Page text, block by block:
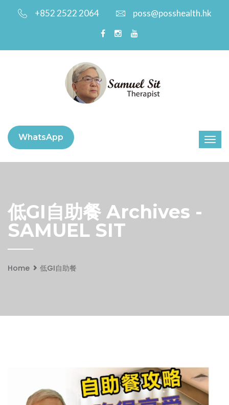
+852 2522 2064 poss@posshealth.hk
WhatsApp
低GI自助餐 Archives -
SAMUEL SIT
Home 低GI自助餐